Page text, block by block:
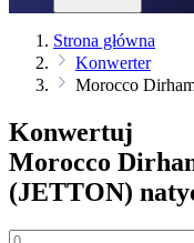
Strona główna
Konwerter
Morocco
Konwertuj
Morocco
(JETTON)